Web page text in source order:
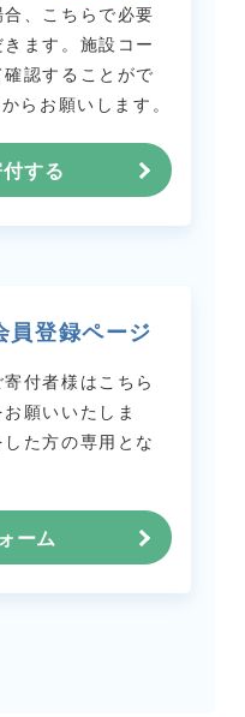
、こちらで必要
ます。 施設コー
認することがで
らお願いします。
する
員登録ページ
付者様はこちら
願いいたしま
た方の専用とな
ーム